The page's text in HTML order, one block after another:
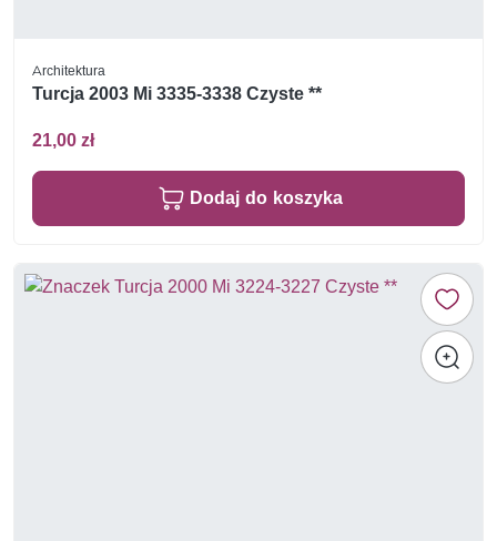
Architektura
Turcja 2003 Mi 3335-3338 Czyste **
21,00 zł
Dodaj do koszyka